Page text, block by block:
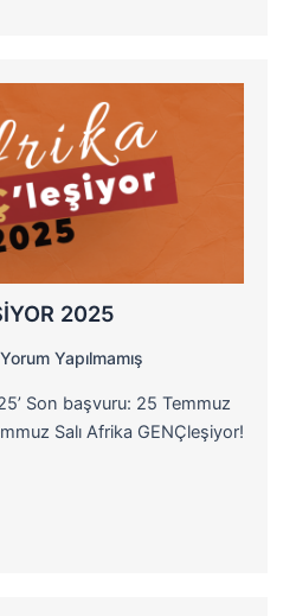
2025
Yorum Yapılmamış
Son başvuru: 25 Temmuz
Salı Afrika GENÇleşiyor!